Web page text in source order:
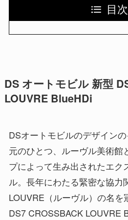
目次
DS オートモビル 新型
LOUVRE BlueHDi
DSオートモビルのデザイン
元のひとつ、ルーヴル美術館
プによって生み出されたエク
ル。長年にわたる緊密な協力
LOUVRE（ルーヴル）の名を
DS7 CROSSBACK LOUVRE